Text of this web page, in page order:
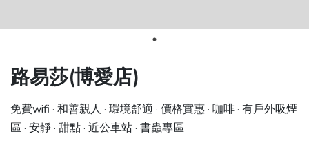
路易莎(博愛店)
免費wifi · 和善親人 · 環境舒適 · 價格實惠 · 咖啡 · 有戶外吸煙
區 · 安靜 · 甜點 · 近公車站 · 書蟲專區